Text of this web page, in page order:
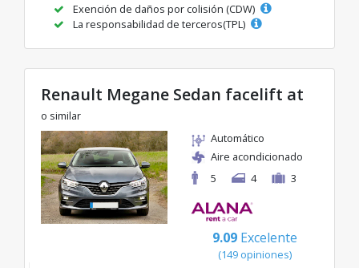
Exención de daños por colisión (CDW)
La responsabilidad de terceros(TPL)
Renault Megane Sedan facelift at
o similar
Automático
Aire acondicionado
5
4 3
9.09 Excelente
(149 opiniones)